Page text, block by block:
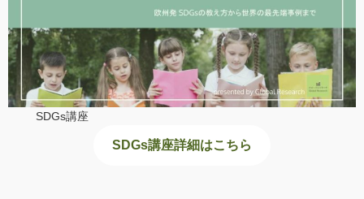
SDGs講座
SDGs講座詳細はこちら